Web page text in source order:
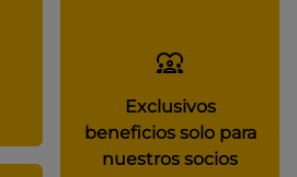
Exclusivos
beneficios solo para
nuestros socios